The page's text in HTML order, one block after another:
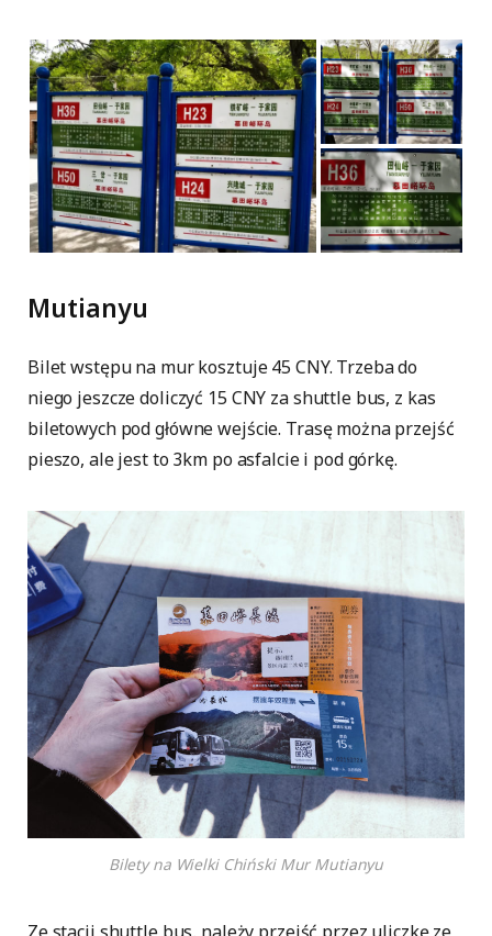
Mutianyu
Bilet wstępu na mur kosztuje 45 CNY. Trzeba do
niego jeszcze doliczyć 15 CNY za shuttle bus, z kas
biletowych pod główne wejście. Trasę można przejść
pieszo, ale jest to 3km po asfalcie i pod górkę.
Bilety na Wielki Chiński Mur Mutianyu